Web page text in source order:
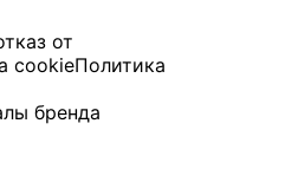
от
cookieПолитика
бренда